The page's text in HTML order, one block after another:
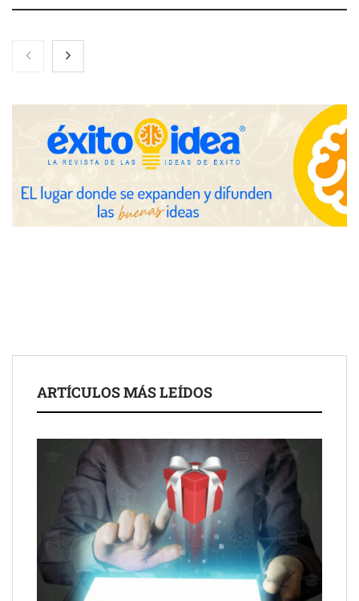
Nicols presenta seis modelos de anillos de compromiso para el
eclipse solar del 12 de agosto
Zoomex mejora su Strategy Center con herramientas
avanzadas para trading estratégico
COMPALISS de LYSOTRIC: cuando un solo producto multiplica
las posibilidades del salón profesional
Schaeffler mejora su rentabilidad en el primer semestre de 2026
NOVA: innovación y diseño que transforman espacios de la
ARTÍCULOS MÁS LEÍDOS